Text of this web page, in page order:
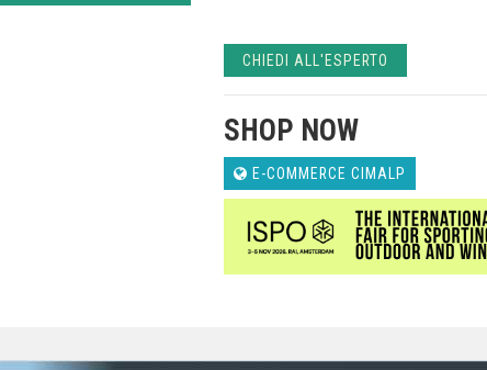
CHIEDI ALL'ESPERTO
SHOP NOW
E-COMMERCE CIMALP